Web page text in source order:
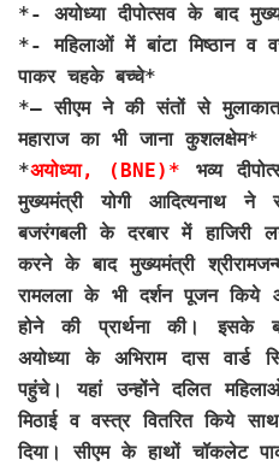
*- अयोध्या दीपोत्सव के बाद
*- महिलाओं में बांटा मिष्ठान व
पाकर चहके बच्चे*
*– सीएम ने की संतों से
महाराज का भी जाना कुशलक्षेम*
*अयोध्या, (BNE)* भव्य
मुख्यमंत्री योगी आदित्यनाथ
बजरंगबली के दरबार में हाजिरी
करने के बाद मुख्यमंत्री
रामलला के भी दर्शन पूजन
होने की प्रार्थना की। इसके
अयोध्या के अभिराम दास वार्ड
पहुंचे। यहां उन्होंने दलित
मिठाई व वस्त्र वितरित किये
दिया। सीएम के हाथों चॉकलेट